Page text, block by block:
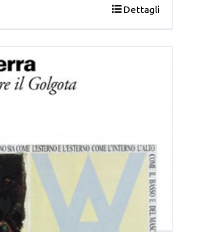
Dettagli